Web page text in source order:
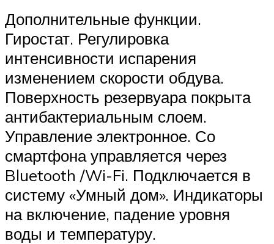
Дополнительные функции.
Гиростат. Регулировка
интенсивности испарения
изменением скорости обдува.
Поверхность резервуара покрыта
антибактериальным слоем.
Управление электронное. Со
смартфона управляется через
Bluetooth /Wi-Fi. Подключается в
систему «Умный дом». Индикаторы
на включение, падение уровня
воды и температуру.